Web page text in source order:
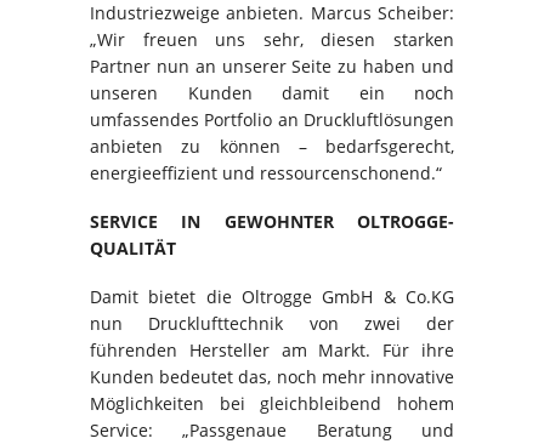
Industriezweige anbieten. Marcus Scheiber:
„Wir freuen uns sehr, diesen starken
Partner nun an unserer Seite zu haben und
unseren Kunden damit ein noch
umfassendes Portfolio an Druckluftlösungen
anbieten zu können – bedarfsgerecht,
energieeffizient und ressourcenschonend.“
SERVICE IN GEWOHNTER OLTROGGE-
QUALITÄT
Damit bietet die Oltrogge GmbH & Co.KG
nun Drucklufttechnik von zwei der
führenden Hersteller am Markt. Für ihre
Kunden bedeutet das, noch mehr innovative
Möglichkeiten bei gleichbleibend hohem
Service: „Passgenaue Beratung und